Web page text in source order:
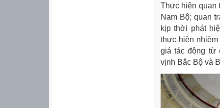
Thực hiện quan
Nam Bộ; quan
kịp thời phát
thực hiện nhiệm
giá tác động từ
vịnh Bắc Bộ và